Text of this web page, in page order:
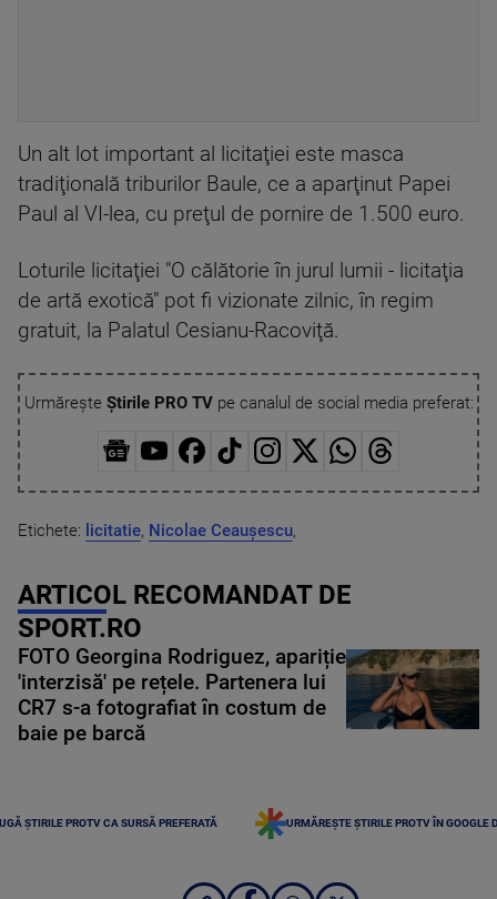
Un alt lot important al licitaţiei este masca
tradiţională triburilor Baule, ce a aparţinut Papei
Paul al VI-lea, cu preţul de pornire de 1.500 euro.
Loturile licitaţiei "O călătorie în jurul lumii - licitaţia
de artă exotică" pot fi vizionate zilnic, în regim
gratuit, la Palatul Cesianu-Racoviţă.
Urmărește Știrile PRO TVpe canalul de social media preferat:
Etichete: licitatie, Nicolae Ceaușescu,
ARTICOL RECOMANDAT DE
SPORT.RO
FOTO Georgina Rodriguez, apariție
'interzisă' pe rețele. Partenera lui
CR7 s-a fotografiat în costum de
baie pe barcă
ȘTIRILE PROTV CA SURSĂ PREFERATĂ URMĂREȘTE ȘTIRILE PROTV ÎN GOOGLE